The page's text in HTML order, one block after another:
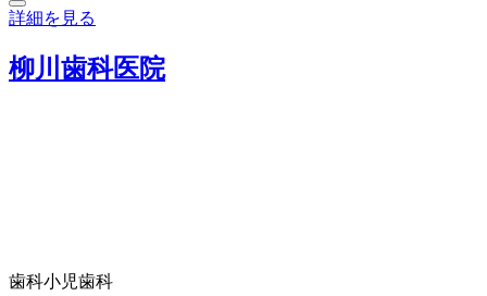
詳細を見る
柳川歯科医院
歯科小児歯科